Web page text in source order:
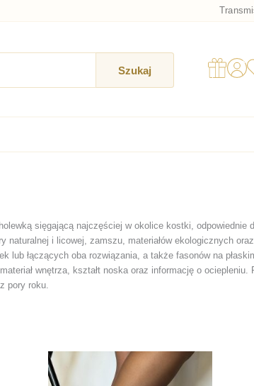
Szukaj
sięgającą najczęściej w okolice kostki, odpowiednie
naturalnej i licowej, zamszu, materiałów ekologicznych
lub łączących oba rozwiązania, a także fasonów na
wnętrza, kształt noska oraz informację o
pory roku.